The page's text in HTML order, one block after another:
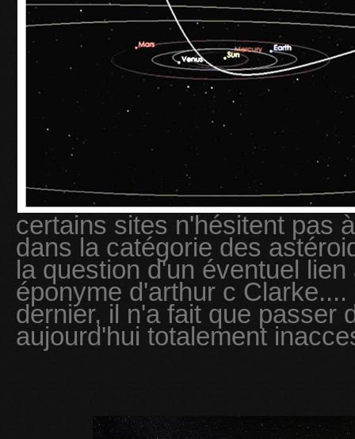
certains sites n'hésitent pas
dans la catégorie des
la question d'un éventuel
éponyme d'arthur c
dernier, il n'a fait que passer
aujourd'hui totalement